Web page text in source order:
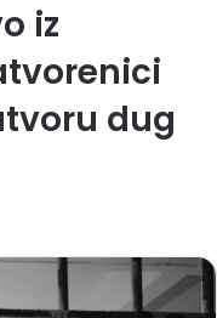
iz
dug